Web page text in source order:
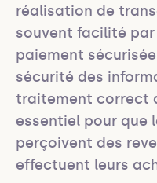
réalisation de
souvent facilité
paiement
sécurité des
traitement correct
essentiel pour que
perçoivent des
effectuent leurs